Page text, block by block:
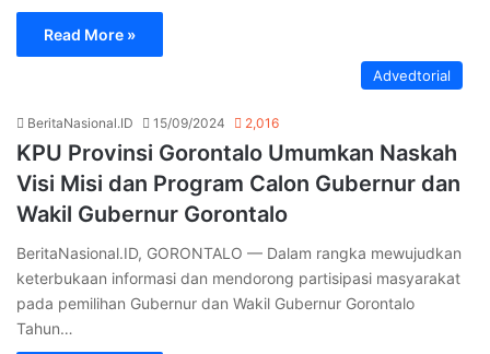
Read More »
Advedtorial
BeritaNasional.ID 15/09/2024 2,016
KPU Provinsi Gorontalo Umumkan Naskah
Visi Misi dan Program Calon Gubernur dan
Wakil Gubernur Gorontalo
BeritaNasional.ID, GORONTALO — Dalam rangka mewujudkan
keterbukaan informasi dan mendorong partisipasi masyarakat
pada pemilihan Gubernur dan Wakil Gubernur Gorontalo
Tahun…